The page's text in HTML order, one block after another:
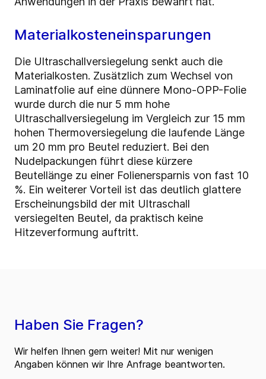
Materialkosteneinsparungen
Die Ultraschallversiegelung senkt auch die
Materialkosten. Zusätzlich zum Wechsel von
Laminatfolie auf eine dünnere Mono-OPP-Folie
wurde durch die nur 5 mm hohe
Ultraschallversiegelung im Vergleich zur 15 mm
hohen Thermoversiegelung die laufende Länge
um 20 mm pro Beutel reduziert. Bei den
Nudelpackungen führt diese kürzere
Beutellänge zu einer Folienersparnis von fast 10
%. Ein weiterer Vorteil ist das deutlich glattere
Erscheinungsbild der mit Ultraschall
versiegelten Beutel, da praktisch keine
Hitzeverformung auftritt.
Haben Sie Fragen?
Wir helfen Ihnen gern weiter! Mit nur wenigen
Angaben können wir Ihre Anfrage beantworten.